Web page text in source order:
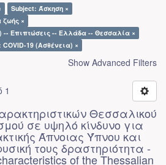
Subject: Άσκηση ×
ζωής ×
-- Επιπτώσεις -- Ελλάδα -- Θεσσαλία ×
COVID-19 (Ασθένεια) ×
Show Advanced Filters
1
Θεσσαλικού
σε υψηλό κίνδυνο για
Άπνοιας Ύπνου και
τους δραστηριότητα -
of the Thessalian